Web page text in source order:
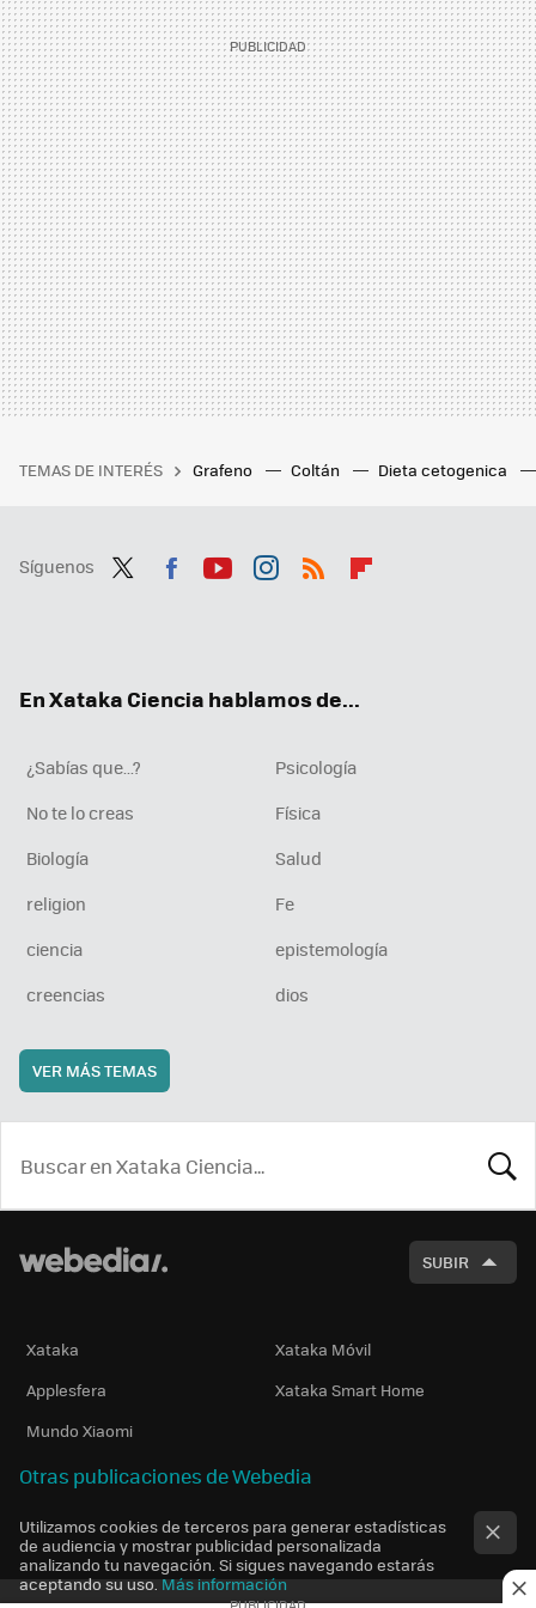
TEMAS DE INTERÉS Grafeno Coltán Dieta cetogenica
Síguenos
En Xataka Ciencia hablamos de...
¿Sabías que...?
Psicología
No te lo creas
Física
Biología
Salud
religion
Fe
ciencia
epistemología
creencias
dios
VER MÁS TEMAS
SUBIR
Xataka
Xataka Móvil
Applesfera
Xataka Smart Home
Mundo Xiaomi
Otras publicaciones de Webedia
Utilizamos cookies de terceros para generar estadísticas
de audiencia y mostrar publicidad personalizada
analizando tu navegación. Si sigues navegando estarás
aceptando su uso. Más información